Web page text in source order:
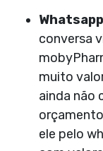
conversa
muito
ainda não
ele pelo